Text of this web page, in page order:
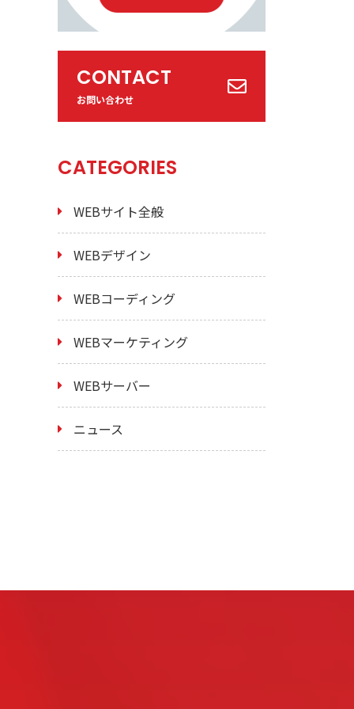
CONTACT
お問い合わせ
CATEGORIES
WEBサイト全般
WEBデザイン
WEBコーディング
WEBマーケティング
WEBサーバー
ニュース